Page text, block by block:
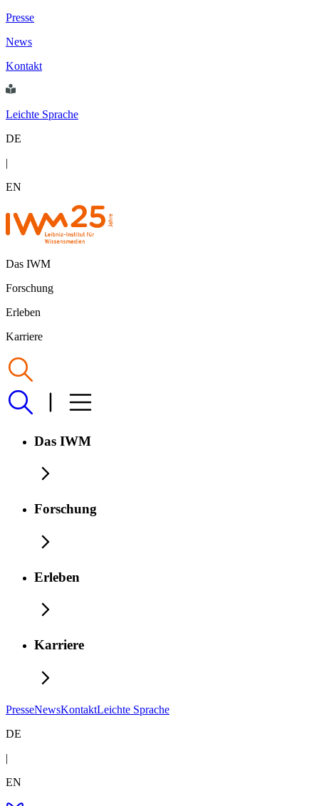
Presse
News
Kontakt
Leichte Sprache
DE
|
EN
Das IWM
Forschung
Erleben
Karriere
Das IWM
Forschung
Erleben
Karriere
PresseNewsKontaktLeichte Sprache
DE
|
EN